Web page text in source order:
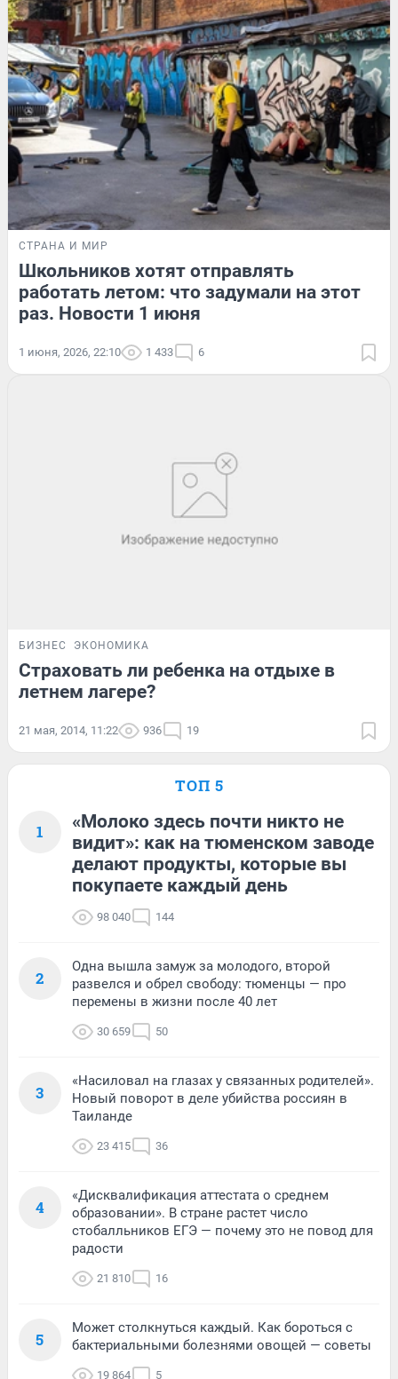
СТРАНА И МИР
Школьников хотят отправлять
работать летом: что задумали на этот
раз. Новости 1 июня
1 июня, 2026, 22:10 1 433 6
БИЗНЕС ЭКОНОМИКА
Страховать ли ребенка на отдыхе в
летнем лагере?
21 мая, 2014, 11:22 936 19
ТОП 5
1
«Молоко здесь почти никто не
видит»: как на тюменском заводе
делают продукты, которые вы
покупаете каждый день
98 040 144
2
Одна вышла замуж за молодого, второй
развелся и обрел свободу: тюменцы — про
перемены в жизни после 40 лет
30 659 50
3
«Насиловал на глазах у связанных родителей».
Новый поворот в деле убийства россиян в
Таиланде
23 415 36
4
«Дисквалификация аттестата о среднем
образовании». В стране растет число
стобалльников ЕГЭ — почему это не повод для
радости
21 810 16
5
Может столкнуться каждый. Как бороться с
бактериальными болезнями овощей — советы
19 864 5